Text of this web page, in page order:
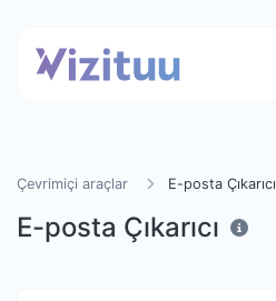
Çevrimiçi araçlar E-posta Çıkarıcı
E-posta Çıkarıcı